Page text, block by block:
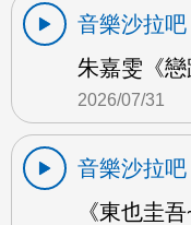
音樂沙拉吧
朱嘉雯《
2026/07/31
音樂沙拉吧
《東也圭